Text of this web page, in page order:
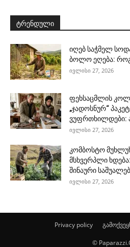
ტრენდული
იღებ საჭმელ
ბოლო ეღება:
ივლისი 27, 2026
ფეხსაცმლის
„ჯადოსნურ“
ვუფრთხილდები:
ივლისი 27, 2026
კომბოსტო
მსხვერპლი
შინაური
ივლისი 27, 2026
Privacy policy
©